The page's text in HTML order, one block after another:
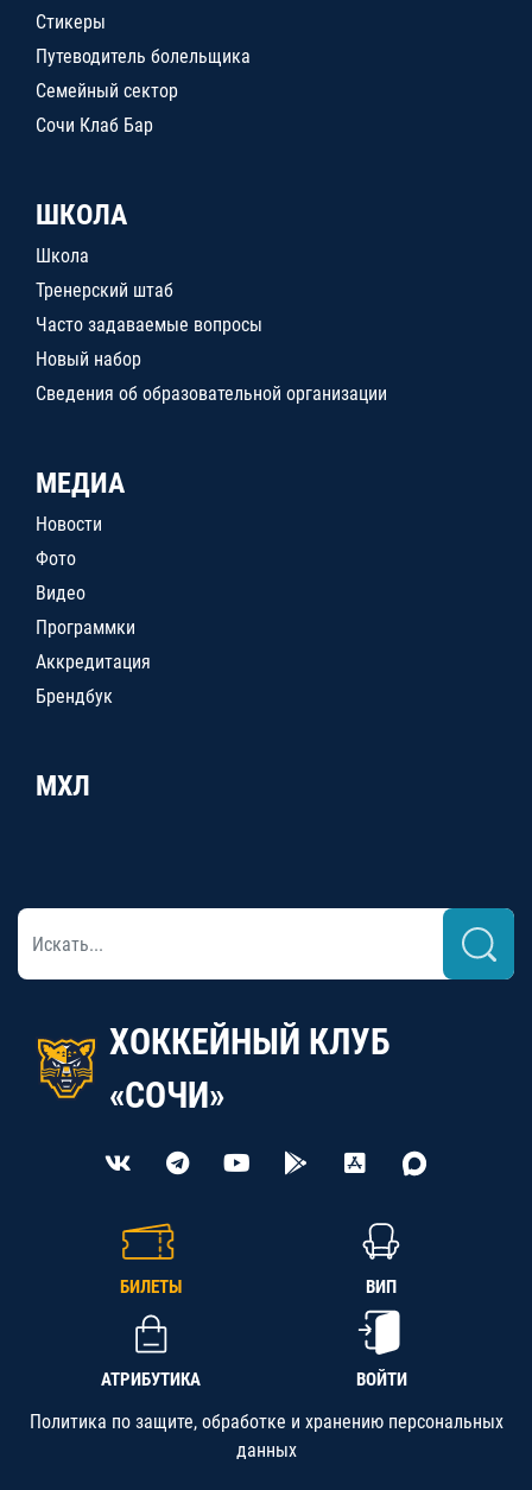
Стикеры
Путеводитель болельщика
Семейный сектор
Сочи Клаб Бар
ШКОЛА
Школа
Тренерский штаб
Часто задаваемые вопросы
Новый набор
Сведения об образовательной организации
МЕДИА
Новости
Фото
Видео
Программки
Аккредитация
Брендбук
МХЛ
ХОККЕЙНЫЙ КЛУБ
«СОЧИ»
БИЛЕТЫ ВИП
АТРИБУТИКА ВОЙТИ
Политика по защите, обработке и хранению персональных
данных